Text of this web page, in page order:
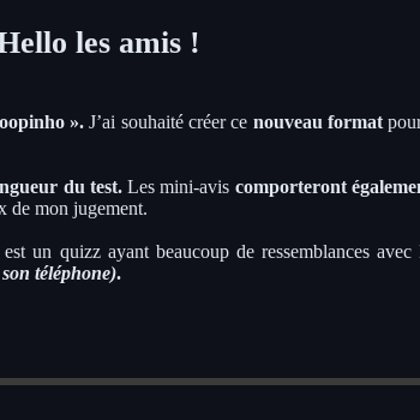
les amis !
».J’ai souhaité créer ce nouveau format
du test.Les mini-avis comporteront
de mon jugement.
un quizz ayant beaucoup de ressemblances
téléphone).